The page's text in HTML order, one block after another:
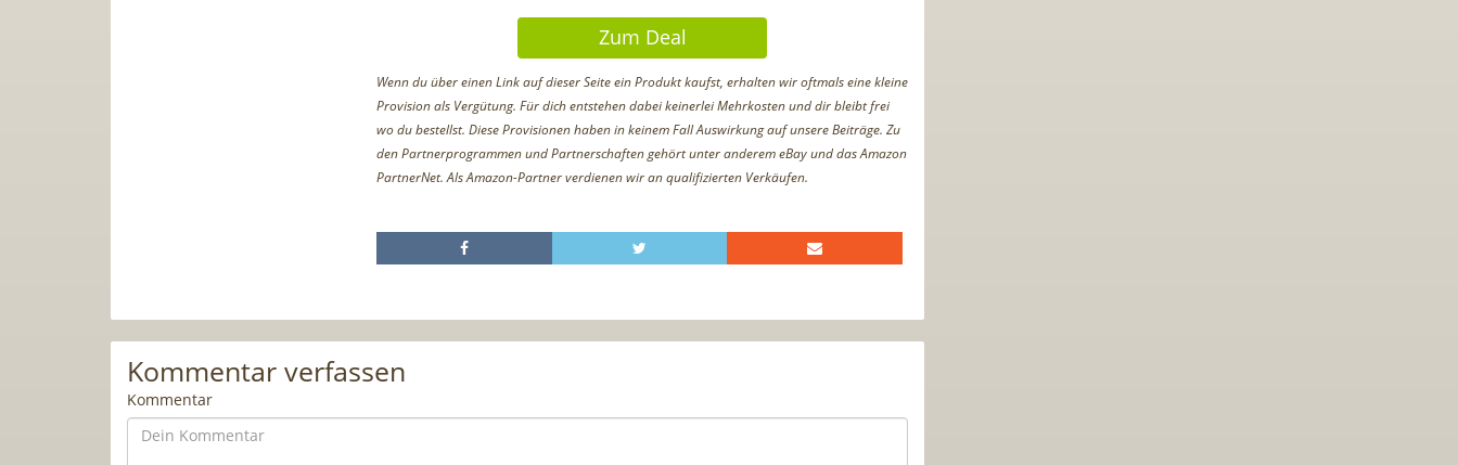
Zum Deal
Wenn du über einen Link auf dieser Seite ein Produkt kaufst, erhalten wir oftmals eine kleine
Provision als Vergütung. Für dich entstehen dabei keinerlei Mehrkosten und dir bleibt frei
wo du bestellst. Diese Provisionen haben in keinem Fall Auswirkung auf unsere Beiträge. Zu
den Partnerprogrammen und Partnerschaften gehört unter anderem eBay und das Amazon
PartnerNet. Als Amazon-Partner verdienen wir an qualifizierten Verkäufen.
Kommentar verfassen
Kommentar